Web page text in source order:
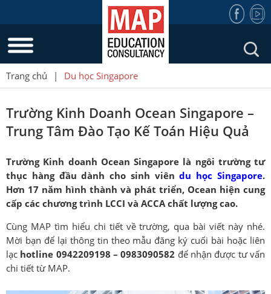
Trang chủ | Du học Singapore
Trường Kinh Doanh Ocean Singapore –
Trung Tâm Đào Tạo Kế Toán Hiệu Quả
Trường Kinh doanh Ocean Singapore là ngôi trường tư
thục hàng đầu dành cho sinh viêndu học Singapore.
Hơn 17 năm hình thành và phát triển, Ocean hiện cung
cấp các chương trình LCCI và ACCA chất lượng cao.
Cùng MAP tìm hiểu chi tiết về trường, qua bài viết này nhé.
Mời bạn để lại thông tin theo mẫu đăng ký cuối bài hoặc liên
lạc hotline 0942209198 – 0983090582 để nhận được tư vấn
chi tiết từ MAP.